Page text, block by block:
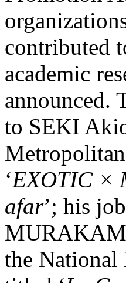
contributed
academic
announced.
to SEKI
‘EXOTIC ×
afar’; his
the National